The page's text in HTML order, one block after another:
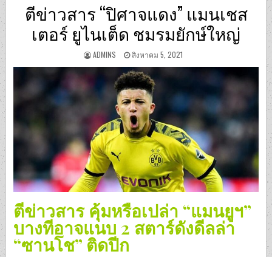
ตีข่าวสาร “ปิศาจแดง” แมนเชส
เตอร์ ยูไนเต็ด ชมรมยักษ์ใหญ่
ADMINS สิงหาคม 5, 2021
ตีข่าวสาร คุ้มหรือเปล่า “แมนยูฯ”
บางทีอาจแนบ 2 สตาร์ดังดีลล่า
“ซานโช” ติดปีก